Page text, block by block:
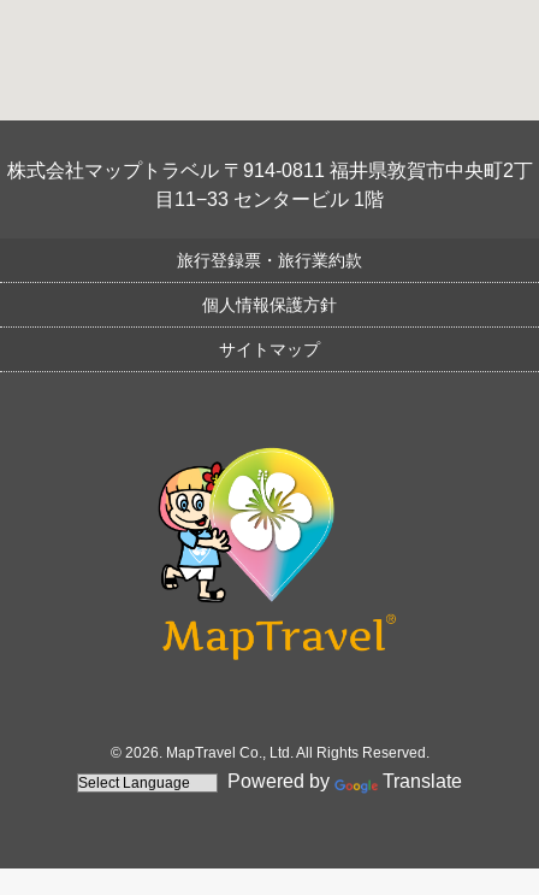
株式会社マップトラベル 〒914-0811 福井県敦賀市中央町2丁
目11−33 センタービル 1階
旅行登録票・旅行業約款
個人情報保護方針
サイトマップ
© 2026. MapTravel Co., Ltd. All Rights Reserved.
Powered by Translate